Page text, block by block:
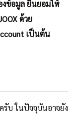
งข้อมูล ยินยอมให้
ด้วย
เป็นต้น
รับ ในปัจจุบันอาจยัง